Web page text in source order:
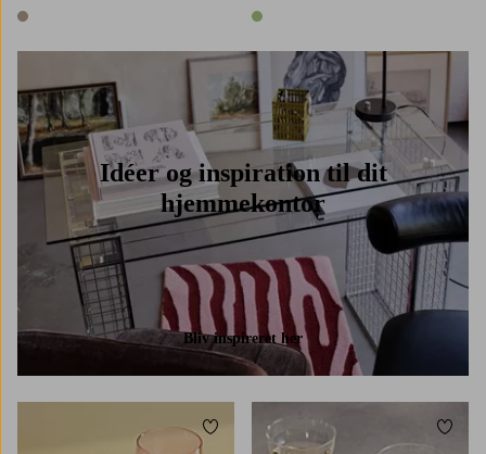
1 farve 1 farve
Idéer og inspiration til dit
hjemmekontor
Bliv inspireret her
Tilføj til favoritter Tilføj